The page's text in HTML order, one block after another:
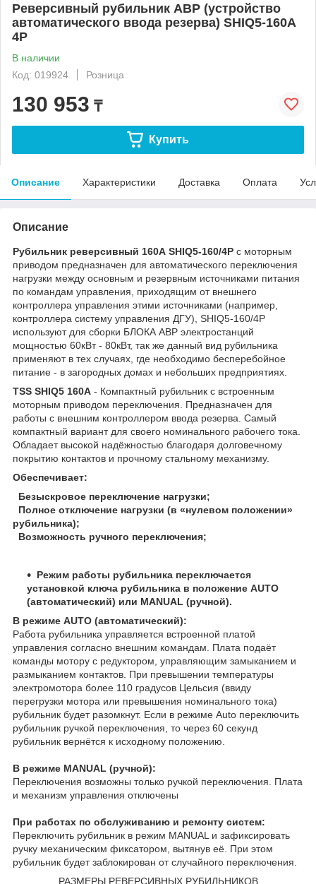
Реверсивный рубильник АВР (устройство
автоматического ввода резерва) SHIQ5-160A
4P
В наличии
Код: 019924
Розница
130 953 ₸
Купить
Описание Характеристики Доставка Оплата
Описание
Рубильник реверсивный 160А SHIQ5-160/4P с моторным
приводом предназначен для автоматического переключения
нагрузки между основным и резервным источниками питания
по командам управления, приходящим от внешнего
контроллера управления этими источниками (например,
контроллера систему управления ДГУ), SHIQ5-160/4P
используют для сборки БЛОКА АВР электростанций
мощностью 60кВт - 80кВт, так же данный вид рубильника
применяют в тех случаях, где необходимо бесперебойное
питание - в загородных домах и небольших предприятиях.
TSS SHIQ5 160А - Компактный рубильник с встроенным
моторным приводом переключения. Предназначен для
работы с внешним контроллером ввода резерва. Самый
компактный вариант для своего номинального рабочего тока.
Обладает высокой надёжностью благодаря долговечному
покрытию контактов и прочному стальному механизму.
Обеспечивает:
Безыскровое переключение нагрузки;
Полное отключение нагрузки (в «нулевом положении»
рубильника);
Возможность ручного переключения;
Режим работы рубильника переключается
установкой ключа рубильника в положение AUTO
(автоматический) или MANUAL (ручной).
В режиме AUTO (автоматический):
Работа рубильника управляется встроенной платой
управления согласно внешним командам. Плата подаёт
команды мотору с редуктором, управляющим замыканием и
размыканием контактов. При превышении температуры
электромотора более 110 градусов Цельсия (ввиду
перегрузки мотора или превышения номинального тока)
рубильник будет разомкнут. Если в режиме Auto переключить
рубильник ручкой переключения, то через 60 секунд
рубильник вернётся к исходному положению.
В режиме MANUAL (ручной):
Переключения возможны только ручкой переключения. Плата
и механизм управления отключены
При работах по обслуживанию и ремонту систем:
Переключить рубильник в режим MANUAL и зафиксировать
ручку механическим фиксатором, вытянув её. При этом
рубильник будет заблокирован от случайного переключения.
РАЗМЕРЫ РЕВЕРСИВНЫХ РУБИЛЬНИКОВ